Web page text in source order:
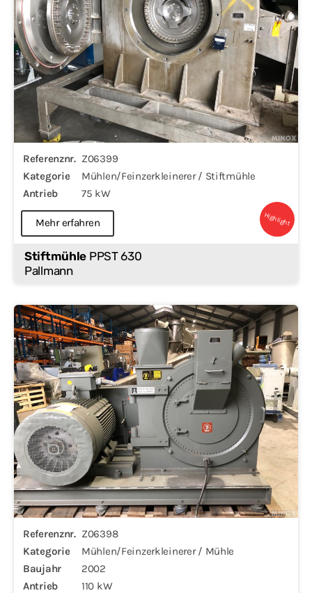
Highlight
Referenznr. Z06399
Kategorie
Mühlen/Feinzerkleinerer / Stiftmühle
Antrieb
75 kW
Mehr erfahren
Stiftmühle PPST 630
Pallmann
Referenznr. Z06398
Kategorie
Mühlen/Feinzerkleinerer / Mühle
Baujahr
2002
Antrieb
110 kW